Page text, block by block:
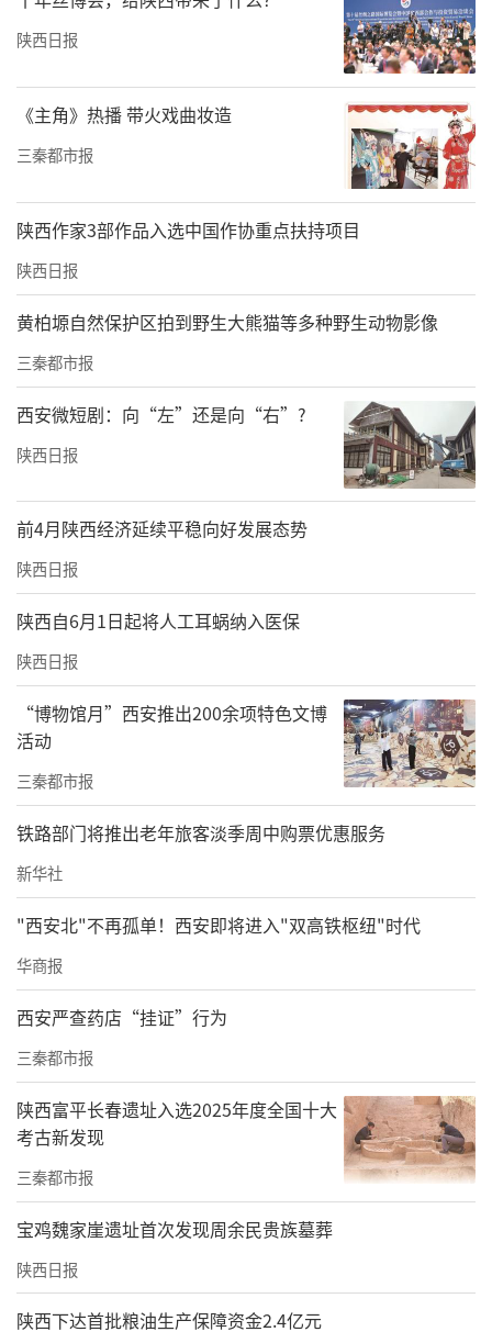
然而，肾脏破裂所致出血仍极为凶猛。“患者
失血性休克，血压持续下降！”麻醉医生赵敏
紧急通报。胸外二科主任崔凯、白俊峰副主任
医师率先登场，实施右侧血气胸胸腔闭式引流
术，缓解肺部压迫。
随后，泌尿外一科副主任王东探查发现右肾中
部存在深达2cm裂口，鲜血涌出不止，与术前
预判一致。他与助手李鑫医生精细操作，小心
分离、结扎血管，最终切除严重破裂的右肾，
控制住核心出血源。
消化外科赵云副主任医师与助手岳育民同台接
力，对肝挫裂伤实施修补，并精细缝合结肠系
膜与浆膜，竭力避免二次损伤。
“找到了！左侧闭孔动脉、阴部内动脉破裂出
血！”神外一科副主任陆丹在主治医师李雪亮
的协助下，通过造影图像精准定位，成功堵住
了出血口。
与此同时，颅颌面外科卫国强主任专注清创与
心朱皓东副主任医师完成骨盆外固定及股骨颈
牵引术，稳定骨结构。
陕西日报
《主角》热播 带火戏曲妆造
三秦都市报
陕西作家3部作品入选中国作协重点扶持项目
陕西日报
黄柏塬自然保护区拍到野生大熊猫等多种野生动物影像
三秦都市报
西安微短剧：向“左”还是向“右”?
陕西日报
前4月陕西经济延续平稳向好发展态势
陕西日报
陕西自6月1日起将人工耳蜗纳入医保
陕西日报
“博物馆月”西安推出200余项特色文博
活动
三秦都市报
铁路部门将推出老年旅客淡季周中购票优惠服务
新华社
"西安北"不再孤单！西安即将进入"双高铁枢纽"时代
华商报
西安严查药店“挂证”行为
三秦都市报
陕西富平长春遗址入选2025年度全国十大
考古新发现
三秦都市报
宝鸡魏家崖遗址首次发现周余民贵族墓葬
陕西日报
陕西下达首批粮油生产保障资金2.4亿元